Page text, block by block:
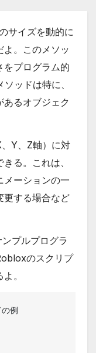
サイズを動的に
。このメソッ
をプログラム的
ッドは特に、
るオブジェク
Y、Z軸）に対
る。これは、
メーションの一
更する場合など
プルプログラ
のスクリプ
。
例